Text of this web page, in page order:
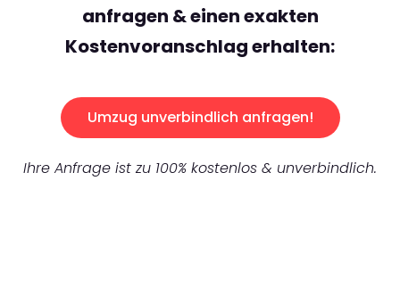
anfragen & einen exakten
Kostenvoranschlag erhalten:
Umzug unverbindlich anfragen!
Ihre Anfrage ist zu 100% kostenlos & unverbindlich.